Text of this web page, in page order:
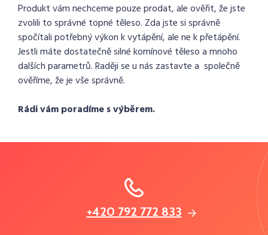
Produkt vám nechceme pouze prodat, ale ověřit, že jste
zvolili to správné topné těleso. Zda jste si správně
spočítali potřebný výkon k vytápění, ale ne k přetápění.
Jestli máte dostatečně silné komínové těleso a mnoho
dalších parametrů. Raději se u nás zastavte a společně
ověříme, že je vše správně.
Rádi vám poradíme s výběrem.
+420 792 772 833